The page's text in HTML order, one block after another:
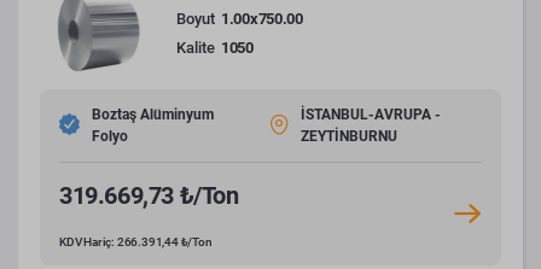
Boyut 1.00x750.00
Kalite 1050
Boztaş Alüminyum
Folyo
İSTANBUL-AVRUPA -
ZEYTİNBURNU
319.669,73 ₺/Ton
KDV Hariç: 266.391,44 ₺/Ton